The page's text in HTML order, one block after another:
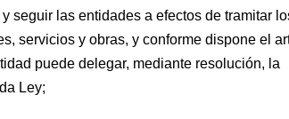
seguir las entidades a efectos de tramitar
servicios y obras, y conforme dispone el
puede delegar, mediante resolución, la
Ley;